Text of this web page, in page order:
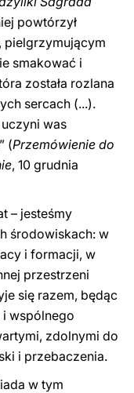
powtórzył
pielgrzymującym
smakować i
została rozlana
sercach (...).
was
(Przemówienie do
, 10 grudnia
– jesteśmy
środowiskach: w
i formacji, w
przestrzeni
się razem, będąc
wspólnego
zdolnymi do
i przebaczenia.
w tym